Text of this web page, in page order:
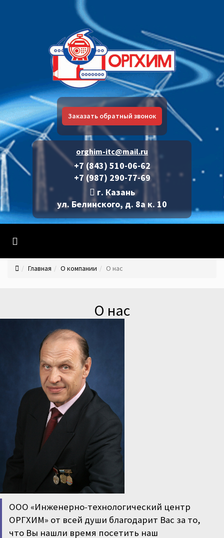
Заказать обратный звонок
orghim-itc@mail.ru
+7 (843) 510-06-62
+7 (987) 290-77-69
г. Казань
ул. Белинского, д. 8а к. 10
Главная О компании О нас
О нас
ООО «Инженерно-технологический центр
ОРГХИМ» от всей души благодарит Вас за то,
что Вы нашли время посетить наш